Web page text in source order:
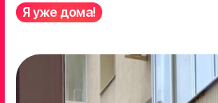
Я уже дома!